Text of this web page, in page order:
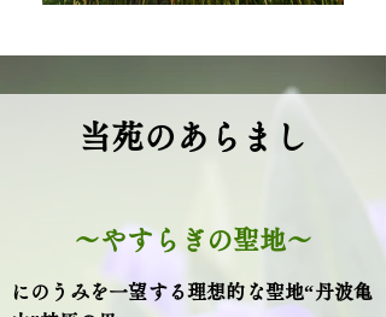
当苑のあらまし
～やすらぎの聖地～
にのうみを一望する理想的な聖地“丹波亀